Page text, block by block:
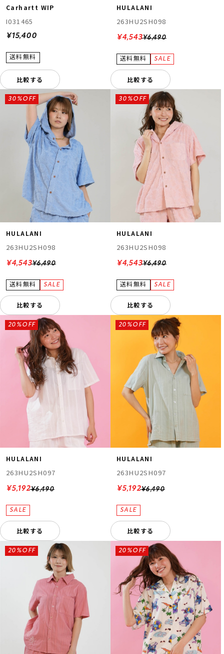
Carhartt WIP
I031465
¥15,400
比較する
HULALANI
263HU2SH098
¥6,490
¥4,543
比較する
HULALANI
263HU2SH098
¥6,490
30%OFF
¥4,543
比較する
HULALANI
263HU2SH098
¥6,490
30%OFF
¥4,543
比較する
HULALANI
263HU2SH097
¥6,490
20%OFF
¥5,192
比較する
HULALANI
263HU2SH097
¥6,490
20%OFF
¥5,192
比較する
20%OFF 20%OFF